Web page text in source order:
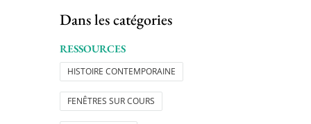
Dans les catégories
RESSOURCES
HISTOIRE CONTEMPORAINE
FENÊTRES SUR COURS